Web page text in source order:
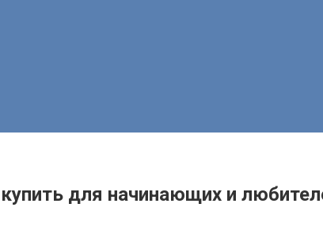
для начинающих и